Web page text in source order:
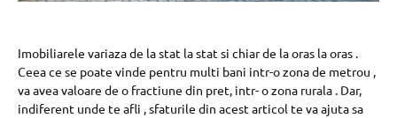
Imobiliarele variaza de la stat la stat si chiar de la oras la oras .
Ceea ce se poate vinde pentru multi bani intr-o zona de metrou ,
va avea valoare de o fractiune din pret, intr- o zona rurala . Dar,
indiferent unde te afli , sfaturile din acest articol te va ajuta sa